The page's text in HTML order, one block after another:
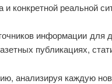
конкретной реальной
информации
публикациях,
анализируя каждую